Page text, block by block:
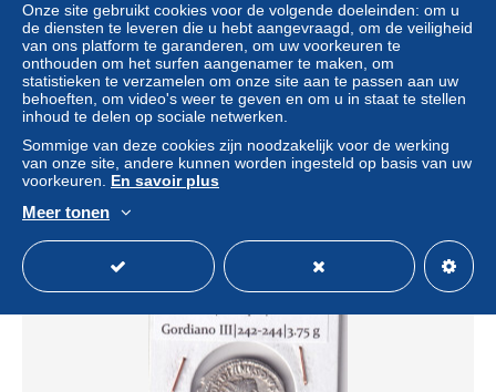
CRE9784 MONEDA ROMANA ANTONINIANO
ANTIOQUIA GORDIANO III PAX 242-244
± US$ 83,23
Statuut
Onze site gebruikt cookies voor de volgende doeleinden: om u
de diensten te leveren die u hebt aangevraagd, om de veiligheid
van ons platform te garanderen, om uw voorkeuren te
onthouden om het surfen aangenamer te maken, om
statistieken te verzamelen om onze site aan te passen aan uw
behoeften, om video's weer te geven en om u in staat te stellen
inhoud te delen op sociale netwerken.
Sommige van deze cookies zijn noodzakelijk voor de werking
van onze site, andere kunnen worden ingesteld op basis van uw
voorkeuren. En savoir plus
Meer tonen